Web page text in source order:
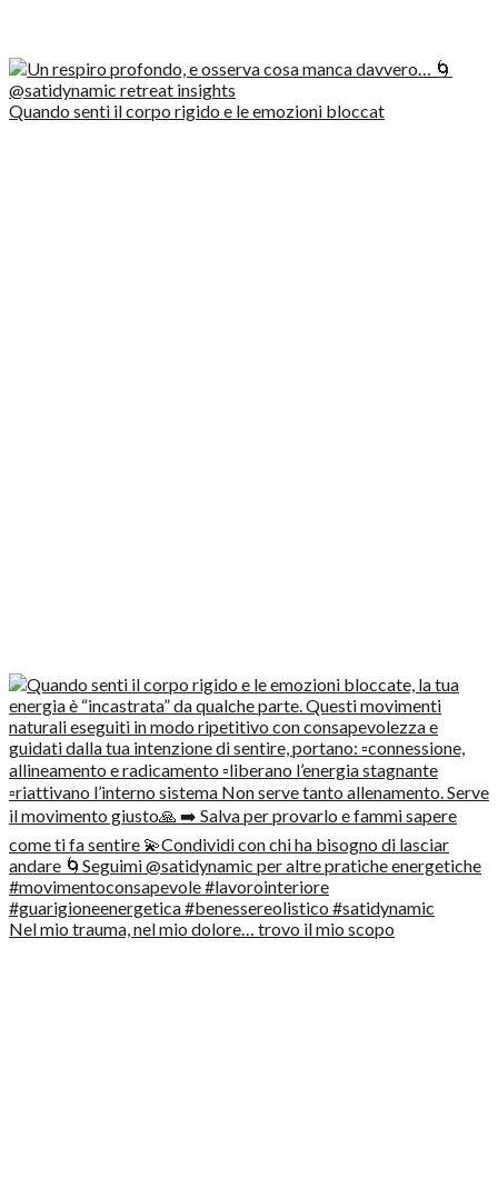
Quando senti il corpo rigido e le emozioni bloccat
Nel mio trauma, nel mio dolore… trovo il mio scopo